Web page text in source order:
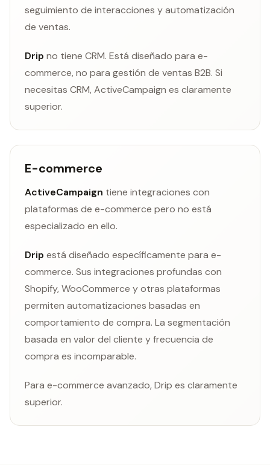
seguimiento de interacciones y automatización
de ventas.
Drip no tiene CRM. Está diseñado para e-
commerce, no para gestión de ventas B2B. Si
necesitas CRM, ActiveCampaign es claramente
superior.
E-commerce
ActiveCampaign tiene integraciones con
plataformas de e-commerce pero no está
especializado en ello.
Drip está diseñado específicamente para e-
commerce. Sus integraciones profundas con
Shopify, WooCommerce y otras plataformas
permiten automatizaciones basadas en
comportamiento de compra. La segmentación
basada en valor del cliente y frecuencia de
compra es incomparable.
Para e-commerce avanzado, Drip es claramente
superior.